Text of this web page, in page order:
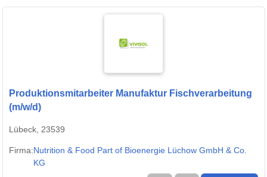
Produktionsmitarbeiter Manufaktur Fischverarbeitung
(m/w/d)
Lübeck, 23539
Firma:Nutrition & Food Part of Bioenergie Lüchow GmbH & Co.
KG